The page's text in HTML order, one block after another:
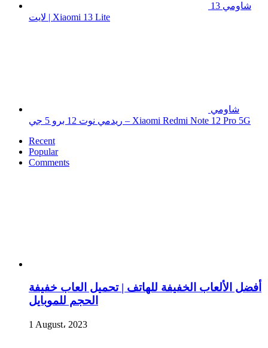
شاومي 13
لايت | Xiaomi 13 Lite
شاومي
ريدمي نوت 12 برو 5 جي – Xiaomi Redmi Note 12 Pro 5G
Recent
Popular
Comments
أفضل الألعاب الخفيفة للهاتف | تحميل العاب خفيفة
الحجم للموبايل
1 August، 2023